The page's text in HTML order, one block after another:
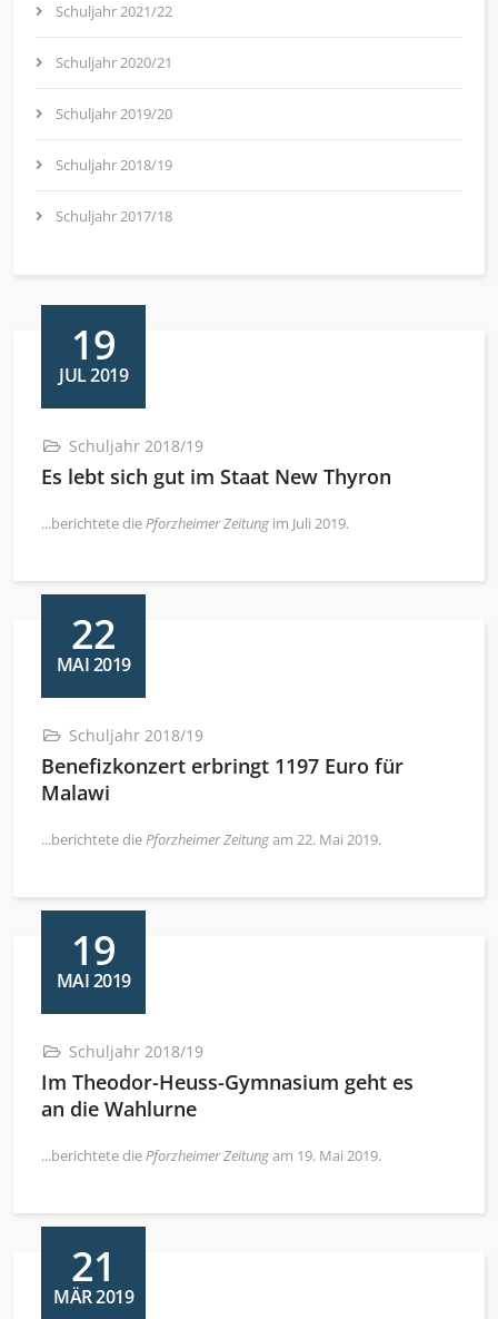
Schuljahr 2021/22
Schuljahr 2020/21
Schuljahr 2019/20
Schuljahr 2018/19
Schuljahr 2017/18
19
JUL 2019
Schuljahr 2018/19
Es lebt sich gut im Staat New Thyron
...berichtete diePforzheimer Zeitung im Juli 2019.
22
MAI 2019
Schuljahr 2018/19
Benefizkonzert erbringt 1197 Euro für
Malawi
...berichtete diePforzheimer Zeitungam 22. Mai 2019.
19
MAI 2019
Schuljahr 2018/19
Im Theodor-Heuss-Gymnasium geht es
an die Wahlurne
...berichtete diePforzheimer Zeitungam 19. Mai 2019.
21
MÄR 2019